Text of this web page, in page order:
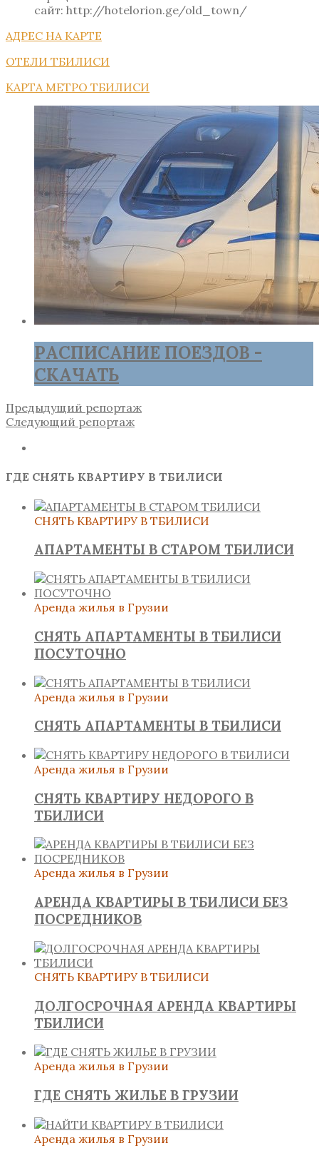
сайт: http://hotelorion.ge/old_town/
АДРЕС НА КАРТЕ
ОТЕЛИ ТБИЛИСИ
КАРТА МЕТРО ТБИЛИСИ
РАСПИСАНИЕ ПОЕЗДОВ -
СКАЧАТЬ
Предыдущий репортаж
Следующий репортаж
ГДЕ СНЯТЬ КВАРТИРУ В ТБИЛИСИ
СНЯТЬ КВАРТИРУ В ТБИЛИСИ
АПАРТАМЕНТЫ В СТАРОМ ТБИЛИСИ
Аренда жилья в Грузии
СНЯТЬ АПАРТАМЕНТЫ В ТБИЛИСИ
ПОСУТОЧНО
Аренда жилья в Грузии
СНЯТЬ АПАРТАМЕНТЫ В ТБИЛИСИ
Аренда жилья в Грузии
СНЯТЬ КВАРТИРУ НЕДОРОГО В
ТБИЛИСИ
Аренда жилья в Грузии
АРЕНДА КВАРТИРЫ В ТБИЛИСИ БЕЗ
ПОСРЕДНИКОВ
СНЯТЬ КВАРТИРУ В ТБИЛИСИ
ДОЛГОСРОЧНАЯ АРЕНДА КВАРТИРЫ
ТБИЛИСИ
Аренда жилья в Грузии
ГДЕ СНЯТЬ ЖИЛЬЕ В ГРУЗИИ
Аренда жилья в Грузии